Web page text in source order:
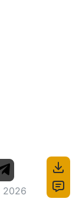
2026